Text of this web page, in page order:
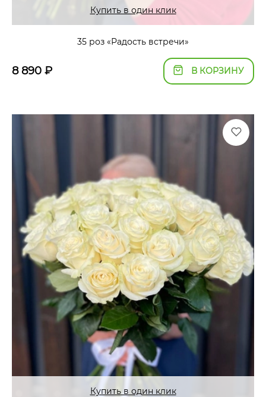
Купить в один клик
35 роз «Радость встречи»
8 890 ₽ В КОРЗИНУ
Купить в один клик